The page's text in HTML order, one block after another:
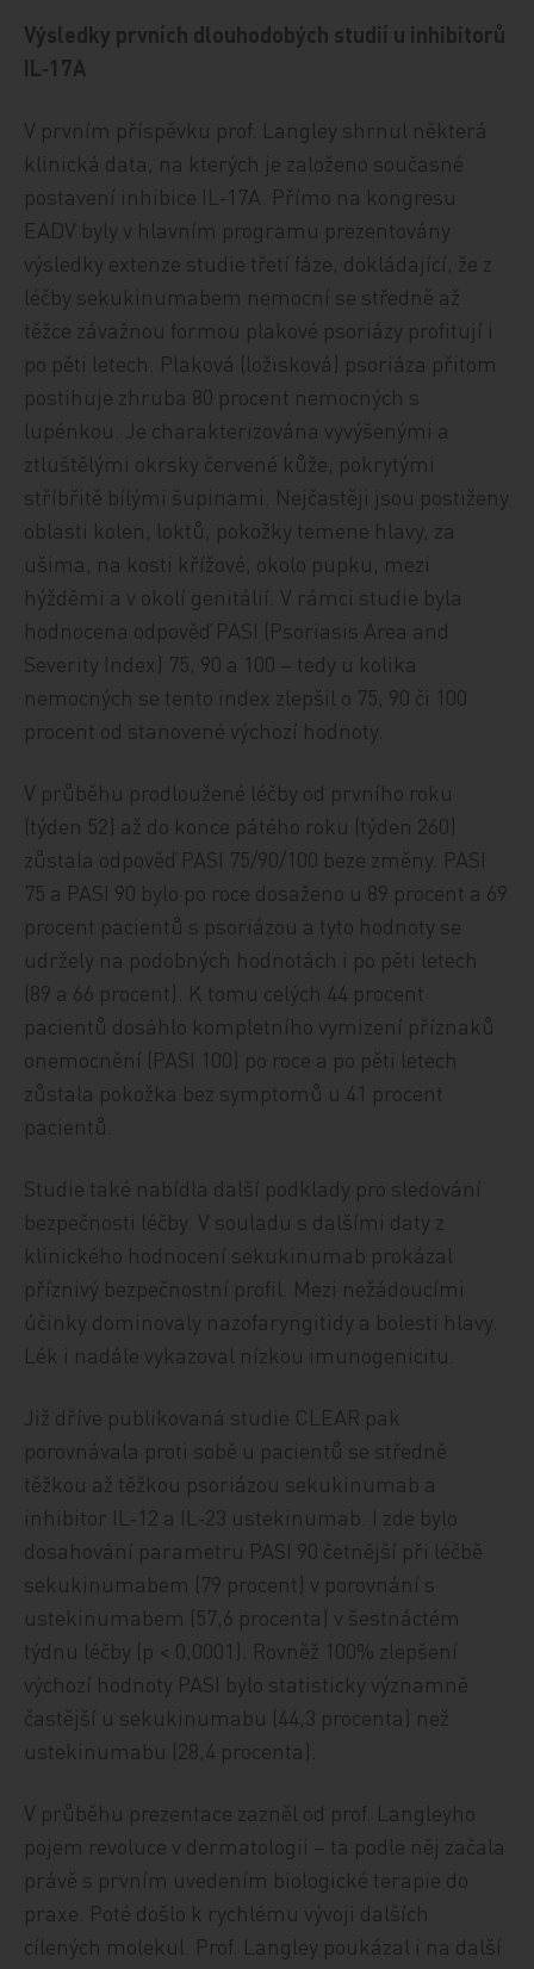
Výsledky prvních dlouhodobých studií u inhibitorů
IL‑17A
V prvním příspěvku prof. Langley shrnul některá
klinická data, na kterých je založeno současné
postavení inhibice IL‑17A. Přímo na kongresu
EADV byly v hlavním programu prezentovány
výsledky extenze studie třetí fáze, dokládající, že z
léčby sekukinumabem nemocní se středně až
těžce závažnou formou plakové psoriázy profitují i
po pěti letech. Plaková (ložisková) psoriáza přitom
postihuje zhruba 80 procent nemocných s
lupénkou. Je charakterizována vyvýšenými a
ztluštělými okrsky červené kůže, pokrytými
stříbřitě bílými šupinami. Nejčastěji jsou postiženy
oblasti kolen, loktů, pokožky temene hlavy, za
ušima, na kosti křížové, okolo pupku, mezi
hýžděmi a v okolí genitálií. V rámci studie byla
hodnocena odpověď PASI (Psoriasis Area and
Severity Index) 75, 90 a 100 – tedy u kolika
nemocných se tento index zlepšil o 75, 90 či 100
procent od stanovené výchozí hodnoty.
V průběhu prodloužené léčby od prvního roku
(týden 52) až do konce pátého roku (týden 260)
zůstala odpověď PASI 75/90/100 beze změny. PASI
75 a PASI 90 bylo po roce dosaženo u 89 procent a 69
procent pacientů s psoriázou a tyto hodnoty se
udržely na podobných hodnotách i po pěti letech
(89 a 66 procent). K tomu celých 44 procent
pacientů dosáhlo kompletního vymizení příznaků
onemocnění (PASI 100) po roce a po pěti letech
zůstala pokožka bez symptomů u 41 procent
pacientů.
Studie také nabídla další podklady pro sledování
bezpečnosti léčby. V souladu s dalšími daty z
klinického hodnocení sekukinumab prokázal
příznivý bezpečnostní profil. Mezi nežádoucími
účinky dominovaly nazofaryngitidy a bolesti hlavy.
Lék i nadále vykazoval nízkou imunogenicitu.
Již dříve publikovaná studie CLEAR pak
porovnávala proti sobě u pacientů se středně
těžkou až těžkou psoriázou sekukinumab a
inhibitor IL‑12 a IL‑23 ustekinumab. I zde bylo
dosahování parametru PASI 90 četnější při léčbě
sekukinumabem (79 procent) v porovnání s
ustekinumabem (57,6 procenta) v šestnáctém
týdnu léčby (p < 0,0001). Rovněž 100% zlepšení
výchozí hodnoty PASI bylo statisticky významně
častější u sekukinumabu (44,3 procenta) než
ustekinumabu (28,4 procenta).
V průběhu prezentace zazněl od prof. Langleyho
pojem revoluce v dermatologii – ta podle něj začala
právě s prvním uvedením biologické terapie do
praxe. Poté došlo k rychlému vývoji dalších
cílených molekul. Prof. Langley poukázal i na další